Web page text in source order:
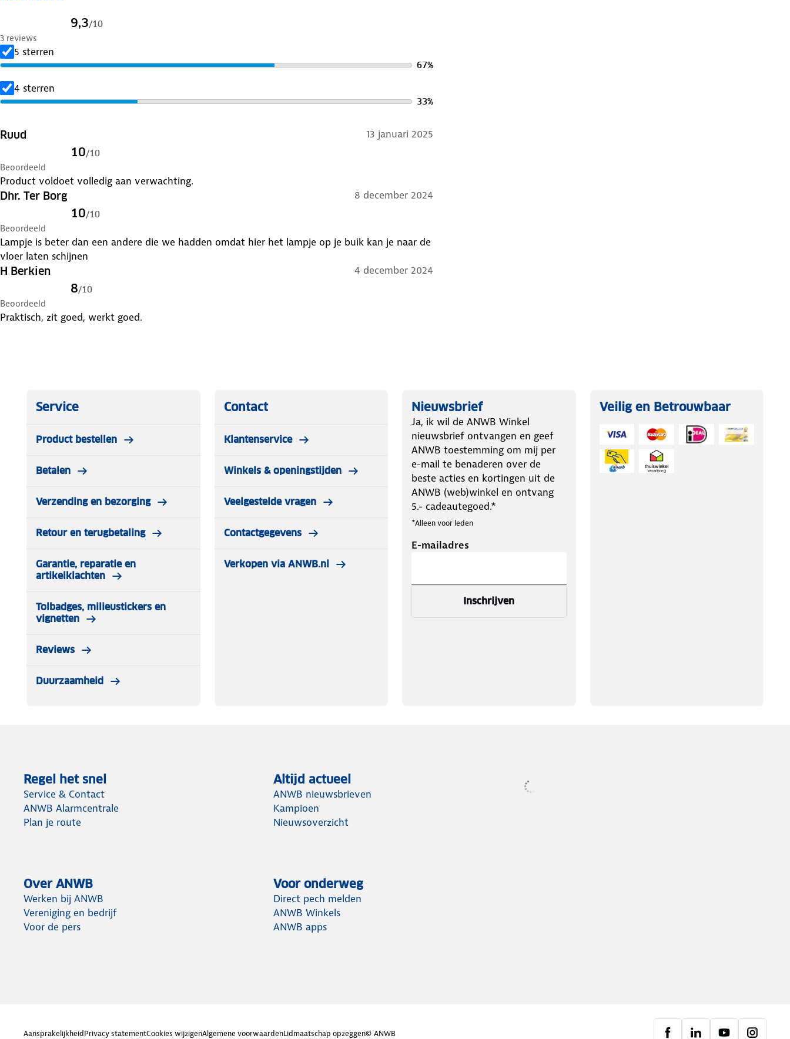
9,3/10
3 reviews
5 sterren
67%
4 sterren
33%
Ruud 13 januari 2025
10/10
Beoordeeld
Product voldoet volledig aan verwachting.
Dhr. Ter Borg 8 december 2024
10/10
Beoordeeld
Lampje is beter dan een andere die we hadden omdat hier het lampje op je buik kan je naar de
vloer laten schijnen
H Berkien 4 december 2024
8/10
Beoordeeld
Praktisch, zit goed, werkt goed.
Service
Product bestellen
Betalen
Verzending en bezorging
Retour en terugbetaling
Garantie, reparatie en
artikelklachten
Tolbadges, milieustickers en
vignetten
Reviews
Duurzaamheid
Contact
Klantenservice
Winkels & openingstijden
Veelgestelde vragen
Contactgegevens
Verkopen via ANWB.nl
Nieuwsbrief
Ja, ik wil de ANWB Winkel
nieuwsbrief ontvangen en geef
ANWB toestemming om mij per
e-mail te benaderen over de
beste acties en kortingen uit de
ANWB (web)winkel en ontvang
5.- cadeautegoed.*
*Alleen voor leden
E-mailadres
Inschrijven
Veilig en Betrouwbaar
Regel het snel
Service & Contact
ANWB Alarmcentrale
Plan je route
Altijd actueel
ANWB nieuwsbrieven
Kampioen
Nieuwsoverzicht
Over ANWB
Werken bij ANWB
Vereniging en bedrijf
Voor de pers
Voor onderweg
Direct pech melden
ANWB Winkels
ANWB apps
AansprakelijkheidPrivacy statementCookies wijzigenAlgemene voorwaardenLidmaatschap opzeggen© ANWB